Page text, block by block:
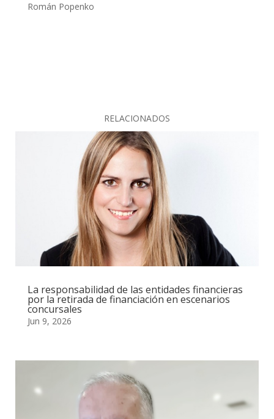
Román Popenko
RELACIONADOS
La responsabilidad de las entidades financieras
por la retirada de financiación en escenarios
concursales
Jun 9, 2026